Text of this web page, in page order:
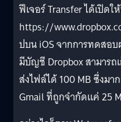
ฟีเจอร์ Transfer ได้เปิดใ
https://
ปบน iOS จากการทดสอ
มีบัญชี Dropbox สามารถ
ส่งไฟล์ได้ 100 MB ซึ่งม
Gmail ที่ถูกจำกัดแค่ 25